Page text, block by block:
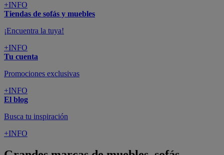
+INFO
Tiendas de sofás y muebles
¡Encuentra la tuya!
+INFO
Tu cuenta
Promociones exclusivas
+INFO
El blog
Busca tu inspiración
+INFO